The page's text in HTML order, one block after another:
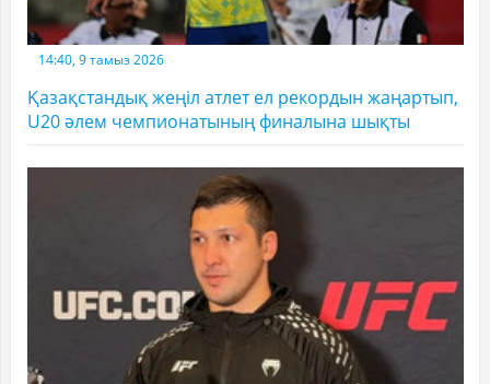
14:40, 9 тамыз 2026
Қазақстандық жеңіл атлет ел рекордын жаңартып,
U20 әлем чемпионатының финалына шықты